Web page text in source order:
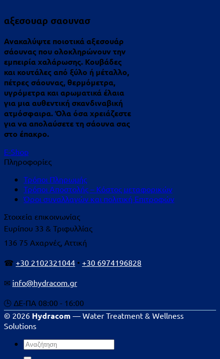
αξεσουαρ σαουνασ
Ανακαλύψτε ποιοτικά αξεσουάρ
σάουνας που ολοκληρώνουν την
εμπειρία χαλάρωσης. Κουβάδες
και κουτάλες από ξύλο ή μέταλλο,
πέτρες σάουνας, θερμόμετρα,
υγρόμετρα και αρωματικά έλαια
για μια αυθεντική σκανδιναβική
ατμόσφαιρα. Όλα όσα χρειάζεστε
για να απολαύσετε τη σάουνα σας
στο έπακρο.
E-Shop
Πληροφορίες
Τρόποι Πληρωμής
Τρόποι Αποστολής – Κόστος μεταφορικών
Όροι συναλλαγών και πολιτική Επιτροφών
Στοιχεία επικοινωνίας
Ευρίπου 33 & Τριφυλλίας
136 75 Αχαρνές, Αττική
☎ +30 2102321044 • +30 6974196828
✉ info@hydracom.gr
🕒 ΔΕ-ΠΑ 08:00 - 16:00
© 2026 Hydracom — Water Treatment & Wellness
Solutions
Αναζήτηση
για: